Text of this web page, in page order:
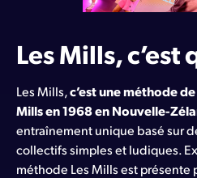
Les Mills, c’est
Les Mills,c’est une méthode
Mills en 1968 en Nouvelle-
entraînement unique basé sur
collectifs simples et ludiques.
méthode Les Mills est présente